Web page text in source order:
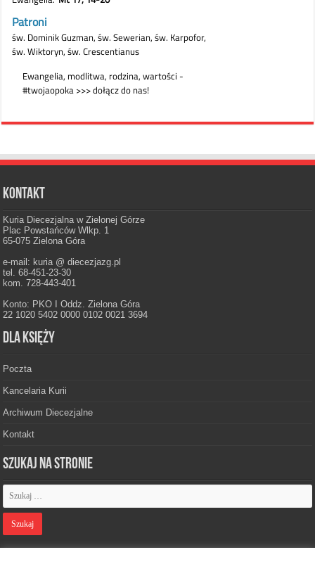
Kontakt
Kuria Diecezjalna w Zielonej Górze
Plac Powstańców Wlkp. 1
65-075 Zielona Góra
e-mail: kuria @ diecezjazg.pl
tel. 68-451-23-30
kom. 728-443-401
Konto: PKO I Oddz. Zielona Góra
22 1020 5402 0000 0102 0021 3694
Dla księży
Poczta
Kancelaria Kurii
Archiwum Diecezjalne
Kontakt
Szukaj na stronie